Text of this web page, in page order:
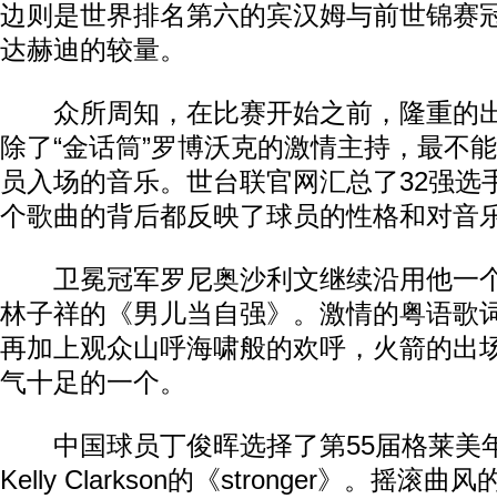
边则是世界排名第六的宾汉姆与前世锦赛
达赫迪的较量。
众所周知，在比赛开始之前，隆重的
除了“金话筒”罗博沃克的激情主持，最不
员入场的音乐。世台联官网汇总了32强选
个歌曲的背后都反映了球员的性格和对音
卫冕冠军罗尼奥沙利文继续沿用他一
林子祥的《男儿当自强》。激情的粤语歌
再加上观众山呼海啸般的欢呼，火箭的出
气十足的一个。
中国球员丁俊晖选择了第55届格莱美
Kelly Clarkson的《stronger》。摇滚曲风